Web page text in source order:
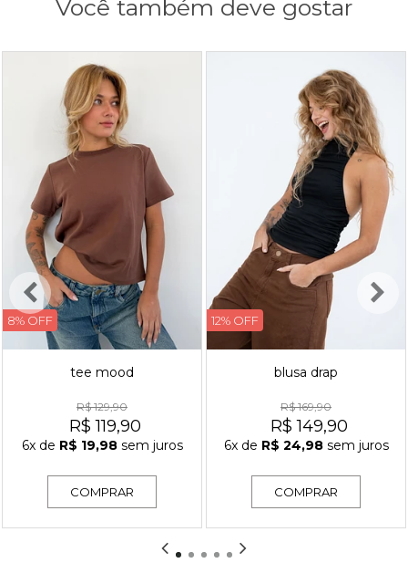
Você também deve gostar
8% OFF
tee mood
R$ 129,90
R$ 119,90
6xde R$ 19,98sem juros
COMPRAR
12% OFF
blusa drap
R$ 169,90
R$ 149,90
6xde R$ 24,98sem juros
COMPRAR